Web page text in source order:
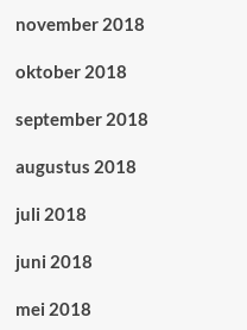
november 2018
oktober 2018
september 2018
augustus 2018
juli 2018
juni 2018
mei 2018